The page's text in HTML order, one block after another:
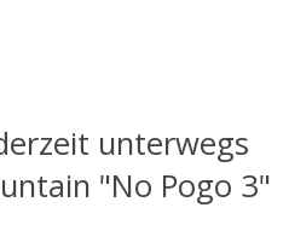
unterwegs
"No Pogo 3"